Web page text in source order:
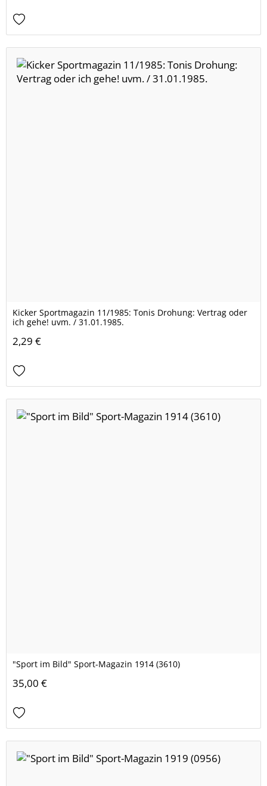
Kicker Sportmagazin 11/1985: Tonis Drohung: Vertrag oder
ich gehe! uvm. / 31.01.1985.
2,29 €
"Sport im Bild" Sport-Magazin 1914 (3610)
35,00 €